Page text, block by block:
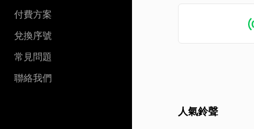
付費方案
兌換序號
常見問題
聯絡我們
人氣鈴聲